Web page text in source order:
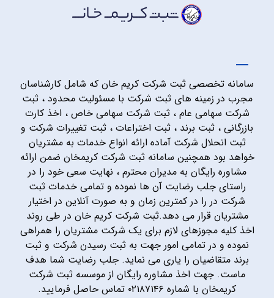
سامانه تخصصی ثبت شرکت کریم خان که شامل کارشناسان
مجرب در زمینه های ثبت شرکت با مسئولیت محدود ، ثبت
شرکت سهامی عام ، ثبت شرکت سهامی خاص ، اخذ کارت
بازرگانی ، ثبت برند ، ثبت اختراعات ، ثبت تغییرات شرکت و
ثبت انحلال شرکت آماده ارائه انواع خدمات به مشتریان
خواهد بود همچنین سامانه ثبت شرکت کریمخان ضمن ارائه
مشاوره رایگان به مدیران محترم ، نهایت سعی خود را در
راستای جلب رضایت آن ها نموده و تمامی خدمات ثبت
شرکت در را در کمترین زمان و به صورت آنلاین در اختیار
مشتریان قرار می دهد.ثبت شرکت کریم خان در طی روند
اخذ کلیه مجوزهای لازم برای یک شرکت مشتریان را همراهی
نموده و در تمامی امور جهت به ثبت رسیدن شرکت و ثبت
برند متقاضیان را یاری می نماید. جلب رضایت شما هدف
ماست. جهت اخذ مشاوره رایگان از موسسه ثبت شرکت
کریمخان با شماره ۰۲۱۸۷۱۴۶ تماس حاصل فرمایید.